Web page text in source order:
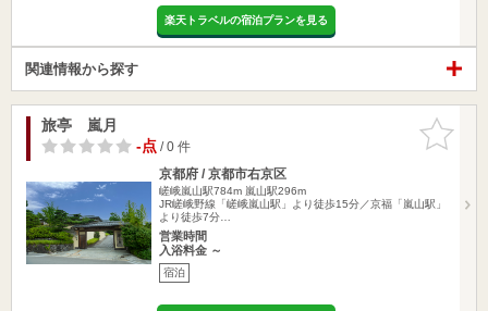
楽天トラベルの宿泊プランを見る
関連情報から探す
お気に入
りに追加
旅亭 嵐月
-点/ 0 件
京都府 / 京都市右京区
嵯峨嵐山駅784m 嵐山駅296m
JR嵯峨野線「嵯峨嵐山駅」より徒歩15分／京福「嵐山駅」
より徒歩7分…
営業時間
入浴料金 ～
宿泊